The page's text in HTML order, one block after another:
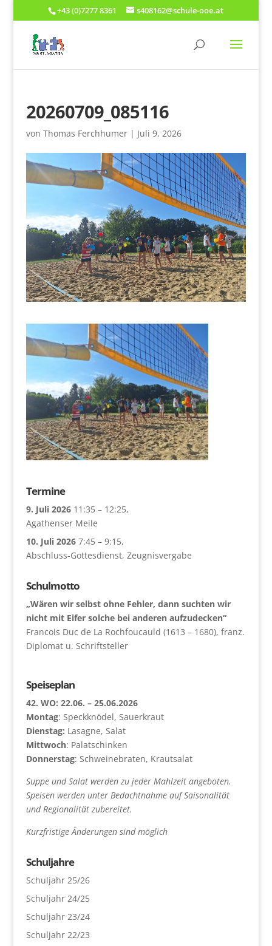
+43 (0)7277 8361 s408162@schule-ooe.at
20260709_085116
von Thomas Ferchhumer| Juli 9, 2026
Termine
9. Juli 2026 11:35 – 12:25,
Agathenser Meile
10. Juli 2026 7:45 – 9:15,
Abschluss-Gottesdienst, Zeugnisvergabe
Schulmotto
„Wären wir selbst ohne Fehler, dann suchten wir
nicht mit Eifer solche bei anderen aufzudecken“
Francois Duc de La Rochfoucauld (1613 – 1680), franz.
Diplomat u. Schriftsteller
Speiseplan
42. WO: 22.06. – 25.06.2026
Montag: Speckknödel, Sauerkraut
Dienstag: Lasagne, Salat
Mittwoch: Palatschinken
Donnerstag: Schweinebraten, Krautsalat
Suppe und Salat werden zu jeder Mahlzeit angeboten.
Speisen werden unter Bedachtnahme auf Saisonalität
und Regionalität zubereitet.
Kurzfristige Änderungen sind möglich
Schuljahre
Schuljahr 25/26
Schuljahr 24/25
Schuljahr 23/24
Schuljahr 22/23